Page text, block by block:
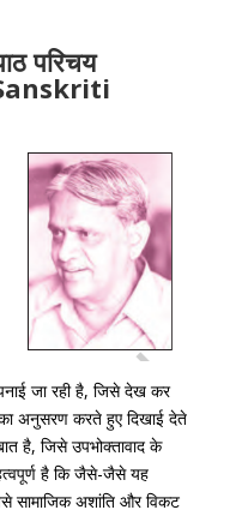
परिचय
जा रही है, जिसे देख कर
अनुसरण करते हुए दिखाई देते
है, जिसे उपभोक्तावाद के
है कि जैसे-जैसे यह
सामाजिक अशांति और विकट